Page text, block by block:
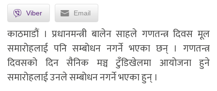
Viber Email
काठमाडौं । प्रधानमन्त्री बालेन साहले गणतन्त्र दिवस मूल
समारोहलाई पनि सम्बोधन नगर्ने भएका छन् । गणतन्त्र
दिवसको दिन सैनिक मञ्च टुँडिखेलमा आयोजना हुने
समारोहलाई उनले सम्बोधन नगर्ने भएका हुन् ।